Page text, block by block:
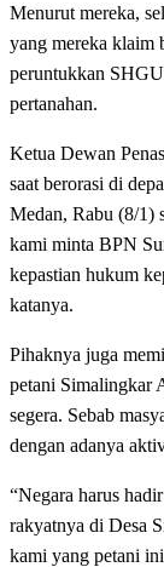
Menurut mereka,
yang mereka klaim
peruntukkan
pertanahan.
Ketua Dewan
saat berorasi di
Medan, Rabu (8/1)
kami minta BPN
kepastian hukum
katanya.
Pihaknya juga
petani Simalingkar
segera. Sebab
dengan adanya
“Negara harus
rakyatnya di Desa
kami yang petani